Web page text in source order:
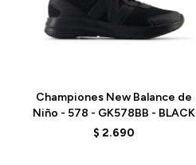
Championes New Balance de
Niño - 578 - GK578BB - BLACK
$ 2.690